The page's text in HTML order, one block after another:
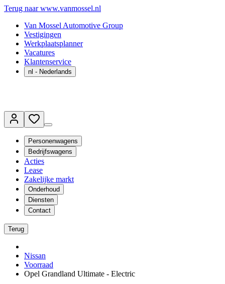
Terug naar www.vanmossel.nl
Van Mossel Automotive Group
Vestigingen
Werkplaatsplanner
Vacatures
Klantenservice
nl - Nederlands
Personenwagens
Bedrijfswagens
Acties
Lease
Zakelijke markt
Onderhoud
Diensten
Contact
Terug
Nissan
Voorraad
Opel Grandland Ultimate - Electric